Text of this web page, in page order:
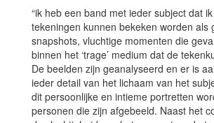
“ik heb een band met ieder subject dat
tekeningen kunnen bekeken worden als
snapshots, vluchtige momenten die
binnen het ‘trage’ medium dat de
De beelden zijn geanalyseerd en er is
ieder detail van het lichaam van het
dit persoonlijke en intieme portretten
personen die zijn afgebeeld. Naast het